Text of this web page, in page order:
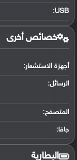
USB
:
خصائص أخرى
أجهزة الاستشعار:
الرسائل:
المتصفح:
جافا:
البطارية